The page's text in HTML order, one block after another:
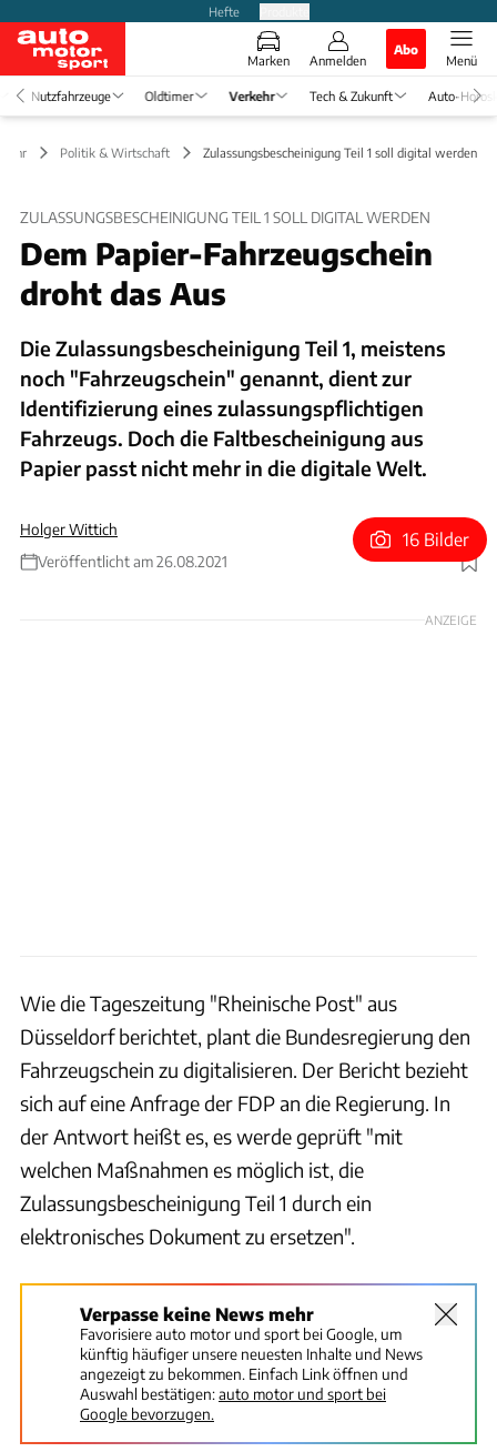
Hefte
Marken Anmelden
Abo
Menü
Nutzfahrzeuge Oldtimer Verkehr Tech & Zukunft Auto-
Politik & Wirtschaft Zulassungsbescheinigung Teil 1 soll digital werden
ZULASSUNGSBESCHEINIGUNG TEIL 1 SOLL DIGITAL WERDEN
Dem Papier-Fahrzeugschein
droht das Aus
Die Zulassungsbescheinigung Teil 1, meistens
noch "Fahrzeugschein" genannt, dient zur
Identifizierung eines zulassungspflichtigen
Fahrzeugs. Doch die Faltbescheinigung aus
Papier passt nicht mehr in die digitale Welt.
Holger Wittich
Veröffentlicht am 26.08.2021
Foto: Imago
16 Bilder
ANZEIGE
Wie die Tageszeitung "Rheinische Post" aus
Düsseldorf berichtet, plant die Bundesregierung den
Fahrzeugschein zu digitalisieren. Der Bericht bezieht
sich auf eine Anfrage der FDP an die Regierung. In
der Antwort heißt es, es werde geprüft "mit
welchen Maßnahmen es möglich ist, die
Zulassungsbescheinigung Teil 1 durch ein
elektronisches Dokument zu ersetzen".
Verpasse keine News mehr
Favorisiere auto motor und sport bei Google, um
künftig häufiger unsere neuesten Inhalte und News
angezeigt zu bekommen. Einfach Link öffnen und
Auswahl bestätigen:auto motor und sport bei
Google bevorzugen.